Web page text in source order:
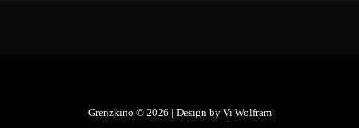
Grenzkino © 2026 | Design by Vi Wolfram